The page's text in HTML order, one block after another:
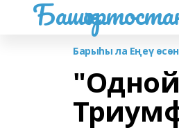
Барыһы ла Еңеү өсөн